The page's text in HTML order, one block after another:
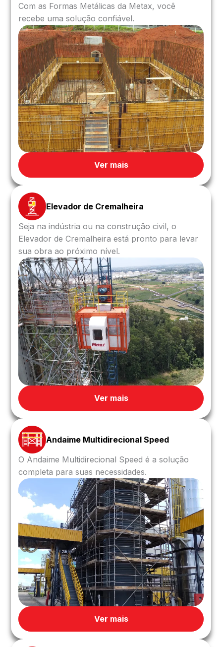
Com as Formas Metálicas da Metax, você
recebe uma solução confiável.
Ver mais
Elevador de Cremalheira
Seja na indústria ou na construção civil, o
Elevador de Cremalheira está pronto para levar
sua obra ao próximo nível.
Ver mais
Andaime Multidirecional Speed
O Andaime Multidirecional Speed é a solução
completa para suas necessidades.
Ver mais